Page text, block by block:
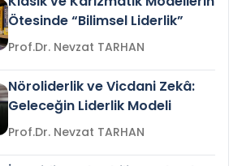
Ötesinde “Bilimsel Liderlik”
Prof.Dr. Nevzat TARHAN
Nöroliderlik ve Vicdani Zekâ:
Geleceğin Liderlik Modeli
Prof.Dr. Nevzat TARHAN